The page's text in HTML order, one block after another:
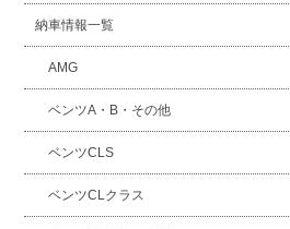
納車情報一覧
AMG
ベンツA・B・その他
ベンツCLS
ベンツCLクラス